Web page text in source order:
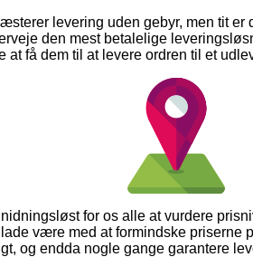
levering uden gebyr, men tit er
den mest betalelige
få dem til at levere ordren til et
for os alle at vurdere
være med at formindske priserne
og endda nogle gange garantere